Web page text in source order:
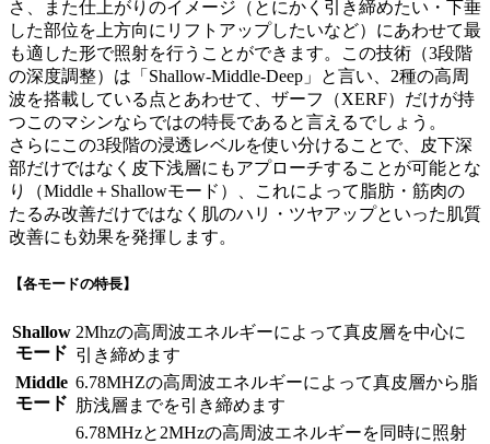
さ、また仕上がりのイメージ（とにかく引き締めたい・下垂
した部位を上方向にリフトアップしたいなど）にあわせて最
も適した形で照射を行うことができます。この技術（3段階
の深度調整）は「Shallow-Middle-Deep」と言い、2種の高周
波を搭載している点とあわせて、ザーフ（XERF）だけが持
つこのマシンならではの特長であると言えるでしょう。
さらにこの3段階の浸透レベルを使い分けることで、皮下深
部だけではなく皮下浅層にもアプローチすることが可能とな
り（Middle＋Shallowモード）、これによって脂肪・筋肉の
たるみ改善だけではなく肌のハリ・ツヤアップといった肌質
改善にも効果を発揮します。
【各モードの特長】
Shallow
モード
2Mhzの高周波エネルギーによって真皮層を中心に
引き締めます
Middle
モード
6.78MHZの高周波エネルギーによって真皮層から脂
肪浅層までを引き締めます
6.78MHzと2MHzの高周波エネルギーを同時に照射